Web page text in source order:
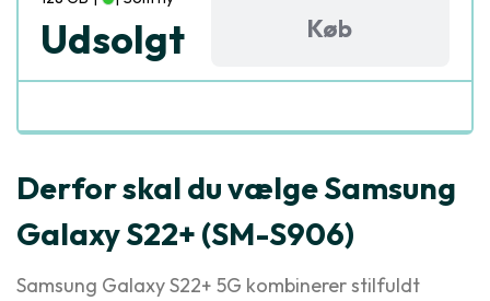
Udsolgt Køb
Derfor skal du vælge Samsung
Galaxy S22+ (SM-S906)
Samsung Galaxy S22+ 5G kombinerer stilfuldt